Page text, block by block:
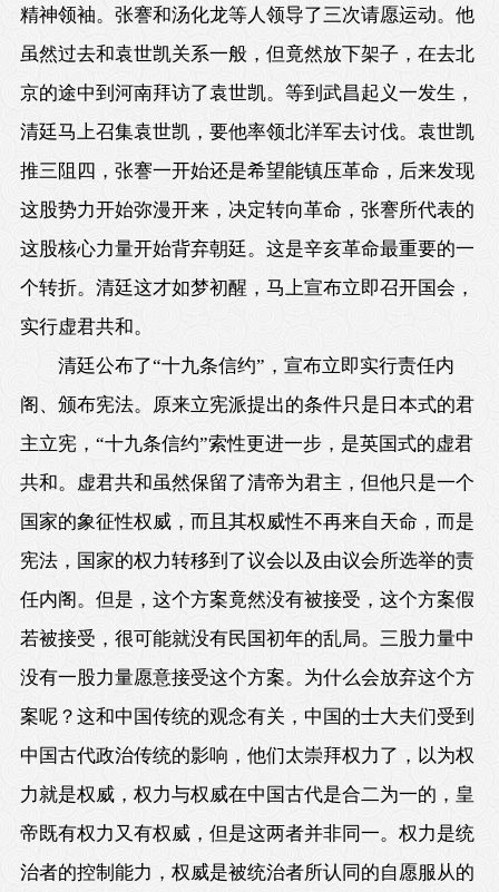
精神领袖。张謇和汤化龙等人领导了三次请愿运动。他
虽然过去和袁世凯关系一般，但竟然放下架子，在去北
京的途中到河南拜访了袁世凯。等到武昌起义一发生，
清廷马上召集袁世凯，要他率领北洋军去讨伐。袁世凯
推三阻四，张謇一开始还是希望能镇压革命，后来发现
这股势力开始弥漫开来，决定转向革命，张謇所代表的
这股核心力量开始背弃朝廷。这是辛亥革命最重要的一
个转折。清廷这才如梦初醒，马上宣布立即召开国会，
实行虚君共和。
清廷公布了“十九条信约”，宣布立即实行责任内
阁、颁布宪法。原来立宪派提出的条件只是日本式的君
主立宪，“十九条信约”索性更进一步，是英国式的虚君
共和。虚君共和虽然保留了清帝为君主，但他只是一个
国家的象征性权威，而且其权威性不再来自天命，而是
宪法，国家的权力转移到了议会以及由议会所选举的责
任内阁。但是，这个方案竟然没有被接受，这个方案假
若被接受，很可能就没有民国初年的乱局。三股力量中
没有一股力量愿意接受这个方案。为什么会放弃这个方
案呢？这和中国传统的观念有关，中国的士大夫们受到
中国古代政治传统的影响，他们太崇拜权力了，以为权
力就是权威，权力与权威在中国古代是合二为一的，皇
帝既有权力又有权威，但是这两者并非同一。权力是统
治者的控制能力，权威是被统治者所认同的自愿服从的